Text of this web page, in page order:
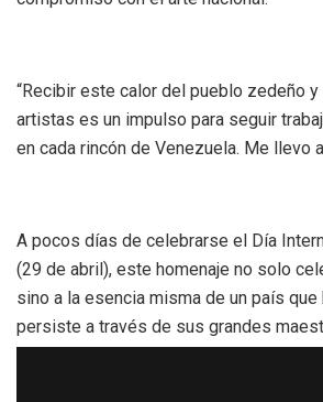
“Recibir este calor del pueblo zedeño
artistas es un impulso para seguir
en cada rincón de Venezuela. Me llevo
A pocos días de celebrarse el Día
(29 de abril), este homenaje no solo
sino a la esencia misma de un país que
persiste a través de sus grandes